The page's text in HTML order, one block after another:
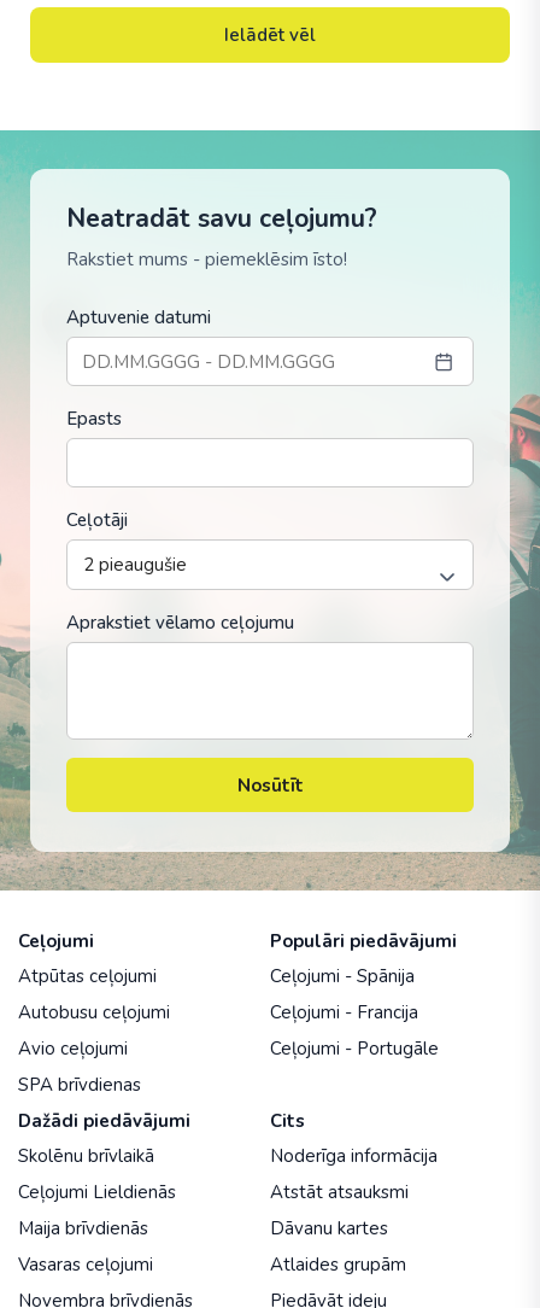
Ielādēt vēl
Neatradāt savu ceļojumu?
Rakstiet mums - piemeklēsim īsto!
Aptuvenie datumi
Epasts
Ceļotāji
Aprakstiet vēlamo ceļojumu
Nosūtīt
Ceļojumi
Atpūtas ceļojumi
Autobusu ceļojumi
Avio ceļojumi
SPA brīvdienas
Populāri piedāvājumi
Ceļojumi - Spānija
Ceļojumi - Francija
Ceļojumi - Portugāle
Dažādi piedāvājumi
Skolēnu brīvlaikā
Ceļojumi Lieldienās
Maija brīvdienās
Vasaras ceļojumi
Novembra brīvdienās
Cits
Noderīga informācija
Atstāt atsauksmi
Dāvanu kartes
Atlaides grupām
Piedāvāt ideju